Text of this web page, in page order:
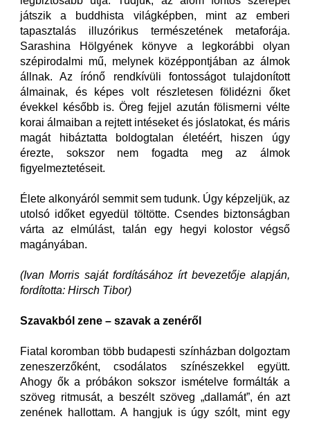
játszik a buddhista világképben, mint az emberi
tapasztalás illuzórikus természetének metaforája.
Sarashina Hölgyének könyve a legkorábbi olyan
szépirodalmi mű, melynek középpontjában az álmok
állnak. Az írónő rendkívüli fontosságot tulajdonított
álmainak, és képes volt részletesen fölidézni őket
évekkel később is. Öreg fejjel azután fölismerni vélte
korai álmaiban a rejtett intéseket és jóslatokat, és máris
magát hibáztatta boldogtalan életéért, hiszen úgy
érezte, sokszor nem fogadta meg az álmok
figyelmeztetéseit.
Élete alkonyáról semmit sem tudunk. Úgy képzeljük, az
utolsó időket egyedül töltötte. Csendes biztonságban
várta az elmúlást, talán egy hegyi kolostor végső
magányában.
(Ivan Morris saját fordításához írt bevezetője alapján,
fordította: Hirsch Tibor)
Szavakból zene – szavak a zenéről
Fiatal koromban több budapesti színházban dolgoztam
zeneszerzőként, csodálatos színészekkel együtt.
Ahogy ők a próbákon sokszor ismételve formálták a
szöveg ritmusát, a beszélt szöveg „dallamát”, én azt
zenének hallottam. A hangjuk is úgy szólt, mint egy